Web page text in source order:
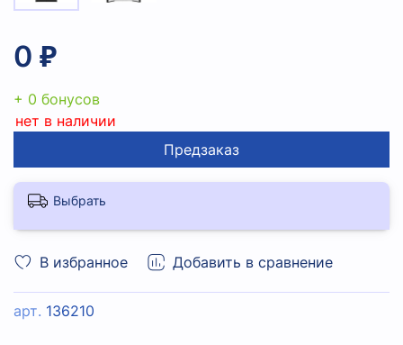
В избранное Добавить в сравнение
арт. 136210
0 ₽
+ 0 бонусов
нет в наличии
Предзаказ
Выбрать